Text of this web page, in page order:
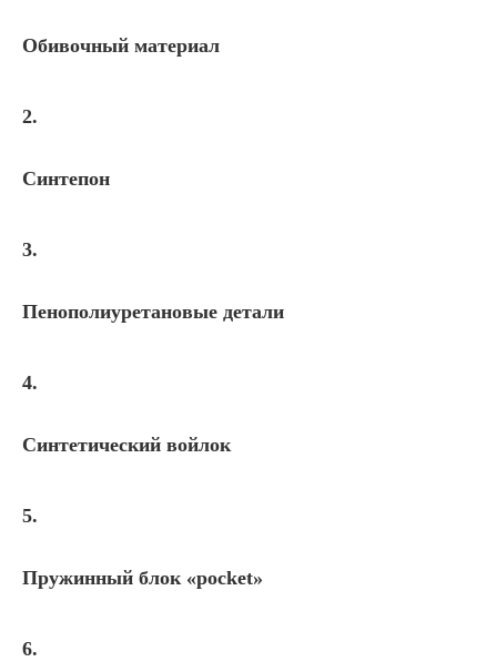
Обивочный материал
2.
Синтепон
3.
Пенополиуретановые детали
4.
Синтетический войлок
5.
Пружинный блок «pocket»
6.